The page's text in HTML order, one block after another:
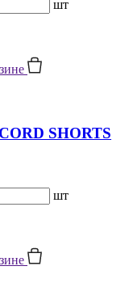
шт
SHORTS
шт